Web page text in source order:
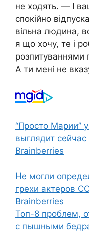
не ходять. — І
спокійно
вільна людина,
я що хочу, те і
А ти мені не
“Просто Марии”
выглядит сейчас
Brainberries
Не могли
грехи актеров
Brainberries
Топ-8 проблем,
с пышными